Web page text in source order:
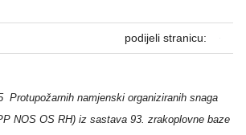
podijeli stranicu:
Protupožarnih namjenski organiziranih snaga
NOS OS RH) iz sastava 93. zrakoplovne baze